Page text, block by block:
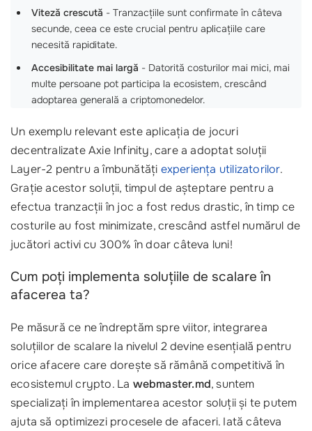
Viteză crescută - Tranzacțiile sunt confirmate în câteva
secunde, ceea ce este crucial pentru aplicațiile care
necesită rapiditate.
Accesibilitate mai largă - Datorită costurilor mai mici, mai
multe persoane pot participa la ecosistem, crescând
adoptarea generală a criptomonedelor.
Un exemplu relevant este aplicația de jocuri
decentralizate Axie Infinity, care a adoptat soluții
Layer-2 pentru a îmbunătăți experiența utilizatorilor.
Grație acestor soluții, timpul de așteptare pentru a
efectua tranzacții în joc a fost redus drastic, în timp ce
costurile au fost minimizate, crescând astfel numărul de
jucători activi cu 300% în doar câteva luni!
Cum poți implementa soluțiile de scalare în
afacerea ta?
Pe măsură ce ne îndreptăm spre viitor, integrarea
soluțiilor de scalare la nivelul 2 devine esențială pentru
orice afacere care dorește să rămână competitivă în
ecosistemul crypto. La webmaster.md, suntem
specializați în implementarea acestor soluții și te putem
ajuta să optimizezi procesele de afaceri. Iată câteva